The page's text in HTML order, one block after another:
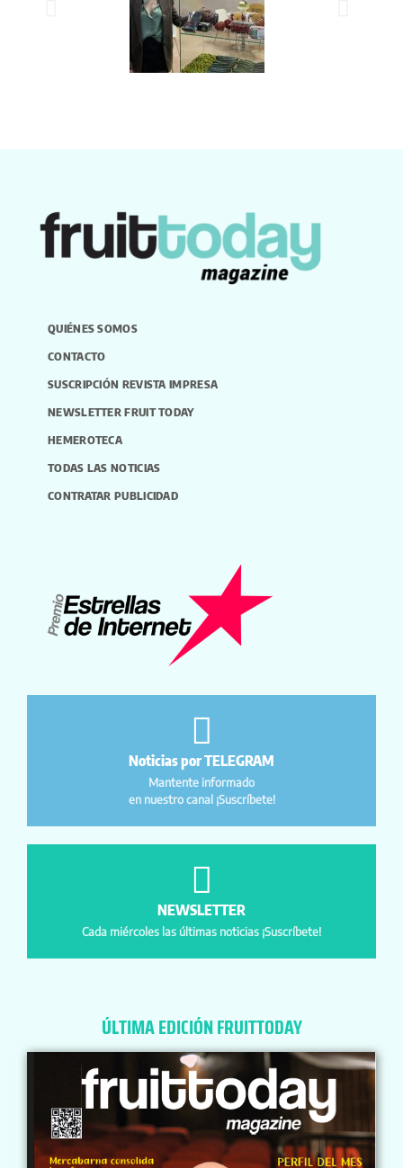
QUIÉNES SOMOS
CONTACTO
SUSCRIPCIÓN REVISTA IMPRESA
NEWSLETTER FRUIT TODAY
HEMEROTECA
TODAS LAS NOTICIAS
CONTRATAR PUBLICIDAD
Noticias por TELEGRAM
Mantente informado
en nuestro canal ¡Suscríbete!
NEWSLETTER
Cada miércoles las últimas noticias ¡Suscríbete!
ÚLTIMA EDICIÓN FRUITTODAY